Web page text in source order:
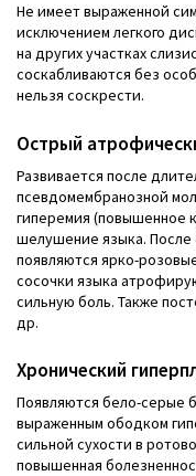
Не имеет выраженной
исключением легкого
на других участках
соскабливаются без
нельзя соскрести.
Острый
Развивается после
псевдомембранозной
гиперемия (повышенное
шелушение языка. После
появляются ярко-
сосочки языка
сильную боль. Также
др.
Хронический
Появляются бело-серые
выраженным ободком
сильной сухости в
повышенная